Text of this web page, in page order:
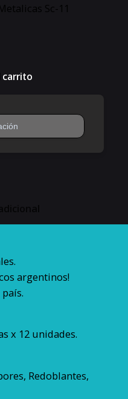
Sc-11
carrito
argentinos!
x 12 unidades.
Redoblantes,